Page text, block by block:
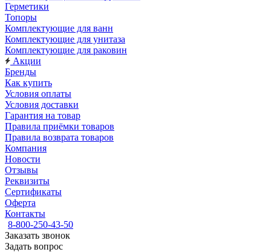
Герметики
Топоры
Комплектующие для ванн
Комплектующие для унитаза
Комплектующие для раковин
Акции
Бренды
Как купить
Условия оплаты
Условия доставки
Гарантия на товар
Правила приёмки товаров
Правила возврата товаров
Компания
Новости
Отзывы
Реквизиты
Сертификаты
Оферта
Контакты
8-800-250-43-50
Заказать звонок
Задать вопрос